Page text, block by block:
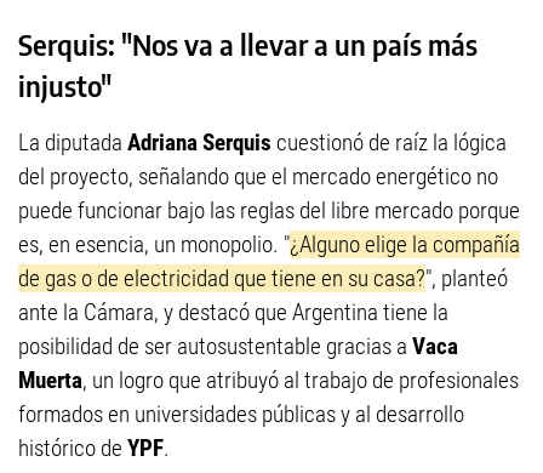
Serquis: "Nos va a llevar a un país más
injusto"
La diputada Adriana Serquis cuestionó de raíz la lógica
del proyecto, señalando que el mercado energético no
puede funcionar bajo las reglas del libre mercado porque
es, en esencia, un monopolio. "¿Alguno elige la compañía
de gas o de electricidad que tiene en su casa?", planteó
ante la Cámara, y destacó que Argentina tiene la
posibilidad de ser autosustentable gracias a Vaca
Muerta, un logro que atribuyó al trabajo de profesionales
formados en universidades públicas y al desarrollo
histórico de YPF.